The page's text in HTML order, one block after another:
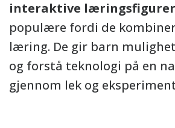
interaktive læringsfigurer
populære fordi de
læring. De gir barn
og forstå teknologi på en
gjennom lek og